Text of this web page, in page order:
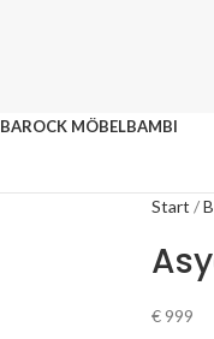
BAROCK MÖBELBAMBI
Start
€ 999